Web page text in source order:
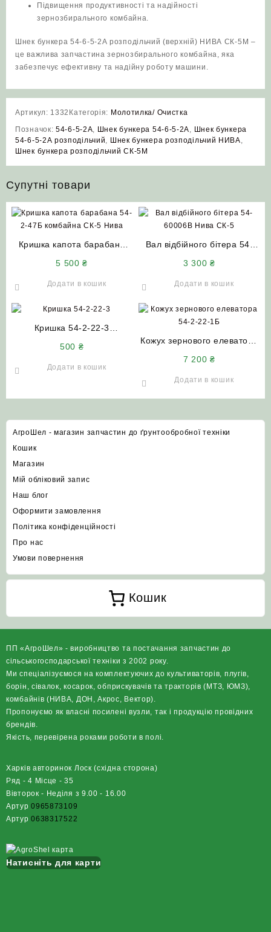
Підвищення продуктивності та надійності
зернозбирального комбайна.
Шнек бункера 54-6-5-2А розподільчий (верхній) НИВА СК-5М –
це важлива запчастина зернозбирального комбайна, яка
забезпечує ефективну та надійну роботу машини.
Артикул: 1332 Категорія: Молотилка/ Очистка
Позначок: 54-6-5-2А Шнек бункера 54-6-5-2А
Шнек бункера
54-6-5-2А розподільчий
Шнек бункера розподільчий НИВА
Шнек бункера розподільчий СК-5М
Супутні товари
Кришка капота барабана
5 500₴
Додати в кошик
Вал відбійного бітера 54-
3 300₴
Додати в кошик
Кришка 54-2-22-3
(верхня)
500 ₴
Додати в кошик
Кожух зернового елеватора
7 200₴
Додати в кошик
АгроШел - магазин запчастин до ґрунтообробної техніки
Кошик
Магазин
Мій обліковий запис
Наш блог
Оформити замовлення
Політика конфіденційності
Про нас
Умови повернення
Кошик
ПП «АгроШел» - виробництво та постачання запчастин до
сільськогосподарської техніки з 2002 року.
Ми спеціалізуємося на комплектуючих до культиваторів, плугів,
борін, сівалок, косарок, обприскувачів та тракторів (МТЗ, ЮМЗ),
комбайнів (НИВА, ДОН, Акрос, Вектор).
Пропонуємо як власні посилені вузли, так і продукцію провідних
брендів.
Якість, перевірена роками роботи в полі.
Харків авторинок Лоск (східна сторона)
Ряд - 4 Місце - 35
Вівторок - Неділя з 9.00 - 16.00
Артур0965873109
Артур0638317522
Натисніть для карти